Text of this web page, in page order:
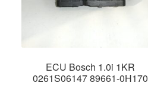
ECU Bosch 1.0i 1KR
0261S06147 89661-0H170